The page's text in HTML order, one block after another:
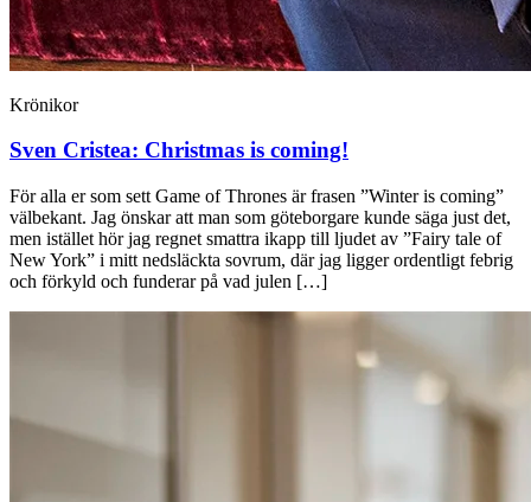
Krönikor
Sven Cristea: Christmas is coming!
För alla er som sett Game of Thrones är frasen ”Winter is coming”
välbekant. Jag önskar att man som göteborgare kunde säga just det,
men istället hör jag regnet smattra ikapp till ljudet av ”Fairy tale of
New York” i mitt nedsläckta sovrum, där jag ligger ordentligt febrig
och förkyld och funderar på vad julen […]